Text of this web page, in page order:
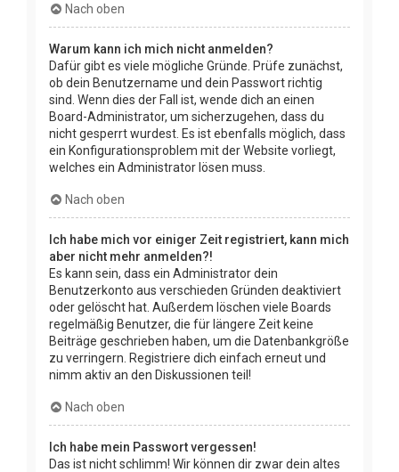
Nach oben
Warum kann ich mich nicht anmelden?
Dafür gibt es viele mögliche Gründe. Prüfe zunächst,
ob dein Benutzername und dein Passwort richtig
sind. Wenn dies der Fall ist, wende dich an einen
Board-Administrator, um sicherzugehen, dass du
nicht gesperrt wurdest. Es ist ebenfalls möglich, dass
ein Konfigurationsproblem mit der Website vorliegt,
welches ein Administrator lösen muss.
Nach oben
Ich habe mich vor einiger Zeit registriert, kann mich
aber nicht mehr anmelden?!
Es kann sein, dass ein Administrator dein
Benutzerkonto aus verschieden Gründen deaktiviert
oder gelöscht hat. Außerdem löschen viele Boards
regelmäßig Benutzer, die für längere Zeit keine
Beiträge geschrieben haben, um die Datenbankgröße
zu verringern. Registriere dich einfach erneut und
nimm aktiv an den Diskussionen teil!
Nach oben
Ich habe mein Passwort vergessen!
Das ist nicht schlimm! Wir können dir zwar dein altes